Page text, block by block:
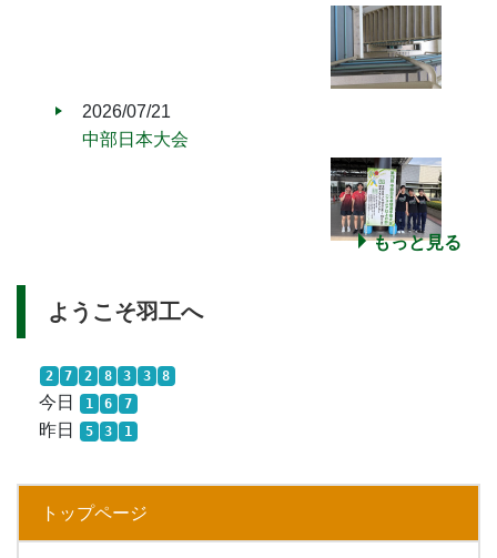
ようこそ羽工へ
2 7 2 8 3 3 8
今日 1 6 7
昨日 5 3 1
トップページ
2026/07/21
中部日本大会
もっと見る